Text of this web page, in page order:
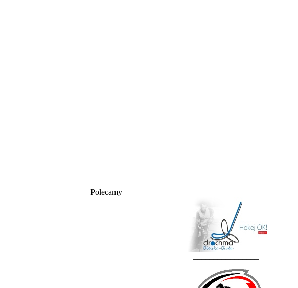
Polecamy